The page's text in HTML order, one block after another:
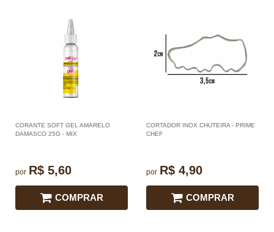
CORANTE SOFT GEL AMARELO
DAMASCO 25G - MIX
por R$ 5,60
COMPRAR
CORTADOR INOX CHUTEIRA - PRIME
CHEF
por R$ 4,90
COMPRAR